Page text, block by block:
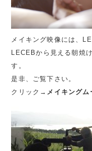
メイキング映像には、
LECEBから見える朝焼
す。
是非、ご覧下さい。
クリック→ メイキングム